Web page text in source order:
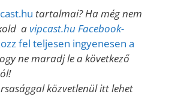
tartalmai? Ha még nem
avipcast.hu Facebook-
fel teljesen ingyenesen a
ne maradj le a következő
közvetlenül itt lehet